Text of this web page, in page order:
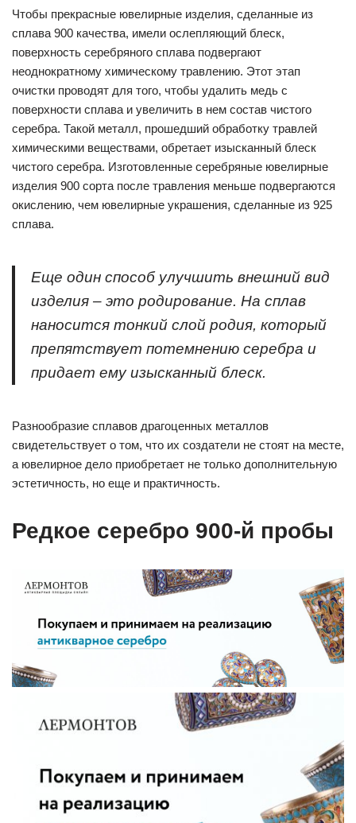
Чтобы прекрасные ювелирные изделия, сделанные из
сплава 900 качества, имели ослепляющий блеск,
поверхность серебряного сплава подвергают
неоднократному химическому травлению. Этот этап
очистки проводят для того, чтобы удалить медь с
поверхности сплава и увеличить в нем состав чистого
серебра. Такой металл, прошедший обработку травлей
химическими веществами, обретает изысканный блеск
чистого серебра. Изготовленные серебряные ювелирные
изделия 900 сорта после травления меньше подвергаются
окислению, чем ювелирные украшения, сделанные из 925
сплава.
Еще один способ улучшить внешний вид
изделия – это родирование. На сплав
наносится тонкий слой родия, который
препятствует потемнению серебра и
придает ему изысканный блеск.
Разнообразие сплавов драгоценных металлов
свидетельствует о том, что их создатели не стоят на месте,
а ювелирное дело приобретает не только дополнительную
эстетичность, но еще и практичность.
Редкое серебро 900-й пробы